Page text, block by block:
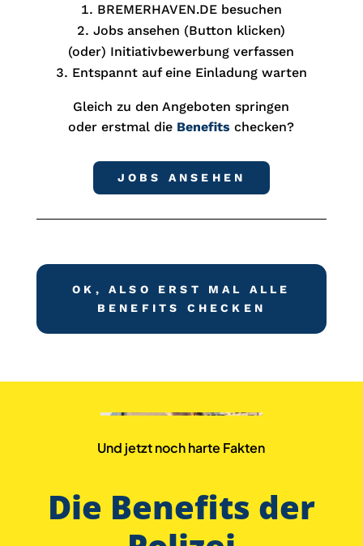
BREMERHAVEN.DE besuchen
Jobs ansehen (Button klicken)
(oder) Initiativbewerbung verfassen
Entspannt auf eine Einladung warten
Gleich zu den Angeboten springen
oder erstmal die Benefits checken?
JOBS ANSEHEN
OK, ALSO ERST MAL ALLE
BENEFITS CHECKEN
Und jetzt noch harte Fakten
Die Benefits der